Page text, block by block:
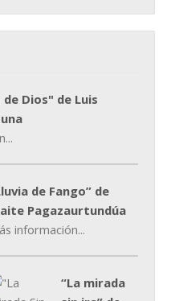
de Dios" de Luis
de Fango” de
Pagazaurtundúa
información...
“La mirada